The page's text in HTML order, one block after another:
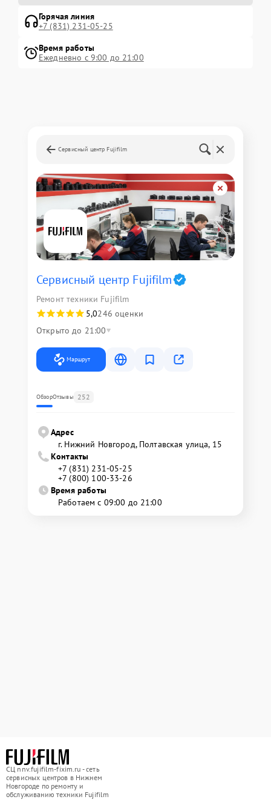
Горячая линия
+7 (831) 231-05-25
Время работы
Ежедневно с 9:00 до 21:00
Сервисный центр Fujifilm
Сервисный центр Fujifilm
Ремонт техники Fujifilm
5,0246 оценки
Открыто до 21:00
Маршрут
ОбзорОтзывы 252
Адрес
г. Нижний Новгород, Полтавская улица, 15
Контакты
+7 (831) 231-05-25
+7 (800) 100-33-26
Время работы
Работаем с 09:00 до 21:00
СЦ nnv.fujifilm-fixim.ru - сеть
сервисных центров в Нижнем
Новгороде по ремонту и
обслуживанию техники Fujifilm